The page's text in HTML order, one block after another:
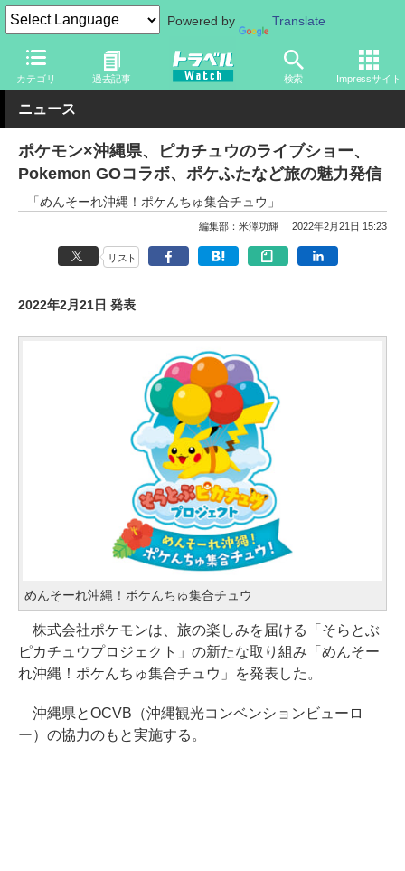
Powered by Translate
カテゴリ 過去記事 検索 Impressサイト
トラベル Watch 地域 国内旅行 沖縄
ニュース
ポケモン×沖縄県、ピカチュウのライブショー、
Pokemon GOコラボ、ポケふたなど旅の魅力発信
「めんそーれ沖縄！ポケんちゅ集合チュウ」
編集部：米澤功輝 2022年2月21日 15:23
リスト
2022年2月21日 発表
めんそーれ沖縄！ポケんちゅ集合チュウ
株式会社ポケモンは、旅の楽しみを届ける「そらとぶ
ピカチュウプロジェクト」の新たな取り組み「めんそー
れ沖縄！ポケんちゅ集合チュウ」を発表した。
沖縄県とOCVB（沖縄観光コンベンションビューロ
ー）の協力のもと実施する。